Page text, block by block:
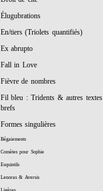
Élugubrations
En/tiers (Triolets quantifiés)
Ex abrupto
Fall in Love
Fièvre de nombres
Fil bleu : Tridents & autres textes
brefs
Formes singulières
Bégaiements
Comètes pour Sophie
Esquintils
Lenoras & Aversis